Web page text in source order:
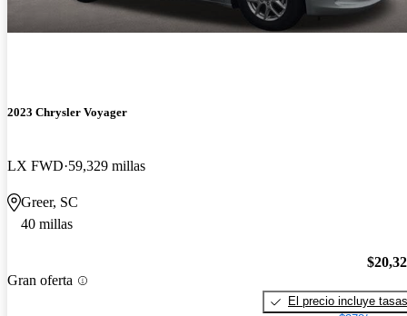
2023 Chrysler Voyager
LX FWD 59,329 millas
Greer, SC
40 millas
Gran oferta
El precio incluye tasas